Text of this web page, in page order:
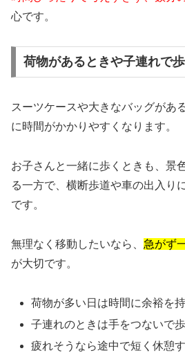
心です。
荷物があるときや子連れで
スーツケースや大きなバッグがあ
に時間がかかりやすくなります。
お子さんと一緒に歩くときも、景
る一方で、横断歩道や車の出入り
です。
無理なく移動したいなら、 急がず
が大切です。
荷物が多い日は時間に余裕を
子連れのときは手をつないで歩
疲れそうなら途中で短く休憩